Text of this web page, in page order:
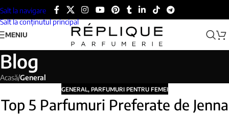
Salt la navigare
Salt la conținutul principal
MENIU
Blog
Acasă/General
GENERAL, PARFUMURI PENTRU FEMEI
Top 5 Parfumuri Preferate de Jenna